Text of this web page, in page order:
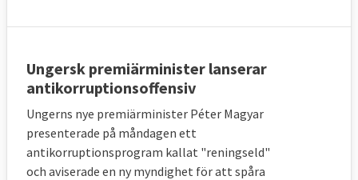
Ungersk premiärminister lanserar
antikorruptionsoffensiv
Ungerns nye premiärminister Péter Magyar
presenterade på måndagen ett
antikorruptionsprogram kallat "reningseld"
och aviserade en ny myndighet för att spåra